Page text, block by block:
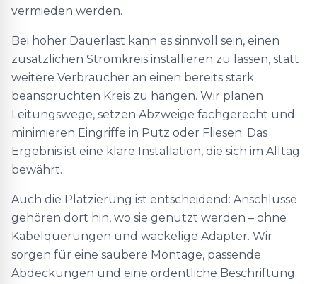
vermieden werden.
Bei hoher Dauerlast kann es sinnvoll sein, einen
zusätzlichen Stromkreis installieren zu lassen, statt
weitere Verbraucher an einen bereits stark
beanspruchten Kreis zu hängen. Wir planen
Leitungswege, setzen Abzweige fachgerecht und
minimieren Eingriffe in Putz oder Fliesen. Das
Ergebnis ist eine klare Installation, die sich im Alltag
bewährt.
Auch die Platzierung ist entscheidend: Anschlüsse
gehören dort hin, wo sie genutzt werden – ohne
Kabelquerungen und wackelige Adapter. Wir
sorgen für eine saubere Montage, passende
Abdeckungen und eine ordentliche Beschriftung